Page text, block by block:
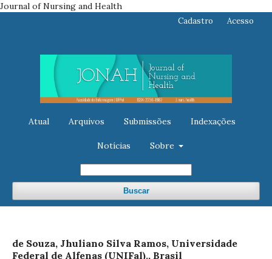
Journal of Nursing and Health
Atual Arquivos Submissões Indexações
Notícias Sobre
Buscar
Cadastro Acesso
de Souza, Jhuliano Silva Ramos, Universidade
Federal de Alfenas (UNIFal)., Brasil